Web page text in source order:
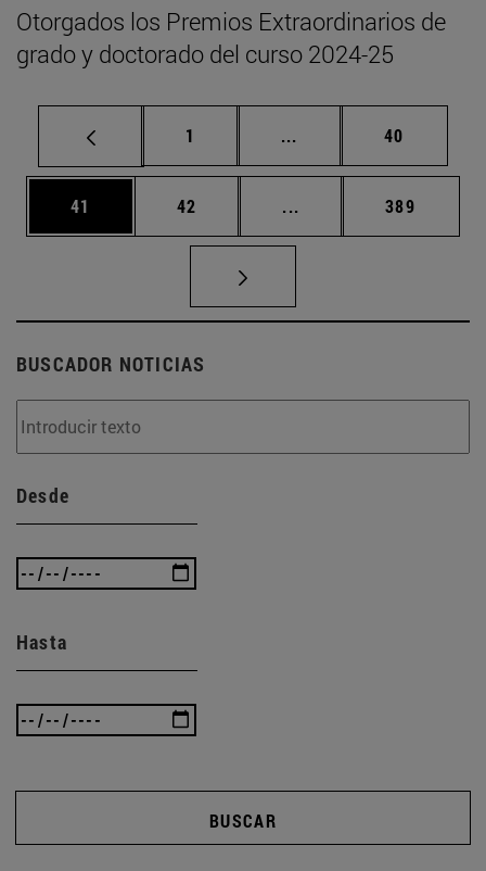
Otorgados los Premios Extraordinarios de
grado y doctorado del curso 2024-25
Página
1 ... Páginas intermedias
Página
40
Página
41 Página
42 ... Páginas intermedias
Página
389
BUSCADOR NOTICIAS
Desde
Hasta
BUSCAR